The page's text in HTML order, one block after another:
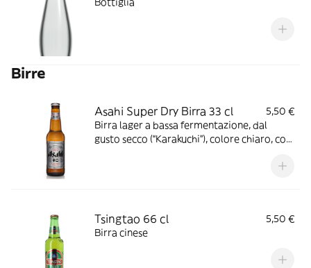
Birre
Asahi Super Dry Birra 33 cl
5,50 €
Birra lager a bassa fermentazione, dal
gusto secco (“Karakuchi”), colore chiaro, con
Tsingtao 66 cl
5,50 €
Birra cinese